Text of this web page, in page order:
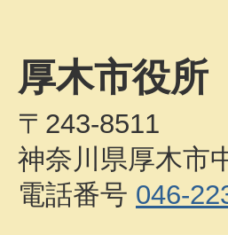
厚木市役所
〒243-8511
神奈川県厚木市
電話番号 046-